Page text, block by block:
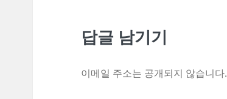
답글 남기기
이메일 주소는 공개되지 않습니다.